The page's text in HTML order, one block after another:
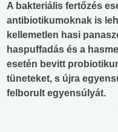
A bakteriális fertőzés
antibiotikumoknak is
kellemetlen hasi
haspuffadás és a
esetén bevitt
tüneteket, s újra
felborult egyensúlyát.